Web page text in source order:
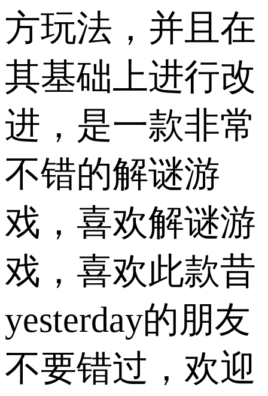
方玩法，并且在
其基础上进行改
进，是一款非常
不错的解谜游
戏，喜欢解谜游
戏，喜欢此款昔
yesterday的朋友
不要错过，欢迎